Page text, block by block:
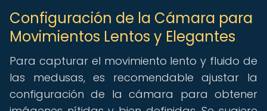
Configuración de la Cámara para
Movimientos Lentos y Elegantes
Para capturar el movimiento lento y fluido de
las medusas, es recomendable ajustar la
configuración de la cámara para obtener